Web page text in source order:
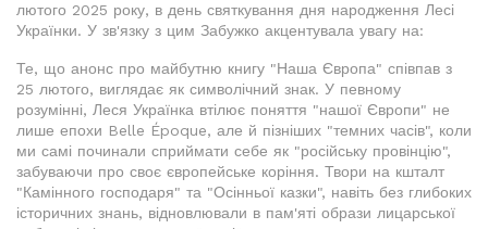
лютого 2025 року, в день святкування дня народження Лесі
Українки. У зв'язку з цим Забужко акцентувала увагу на:
Те, що анонс про майбутню книгу "Наша Європа" співпав з
25 лютого, виглядає як символічний знак. У певному
розумінні, Леся Українка втілює поняття "нашої Європи" не
лише епохи Belle Époque, але й пізніших "темних часів", коли
ми самі починали сприймати себе як "російську провінцію",
забуваючи про своє європейське коріння. Твори на кшталт
"Камінного господаря" та "Осінньої казки", навіть без глибоких
історичних знань, відновлювали в пам'яті образи лицарської